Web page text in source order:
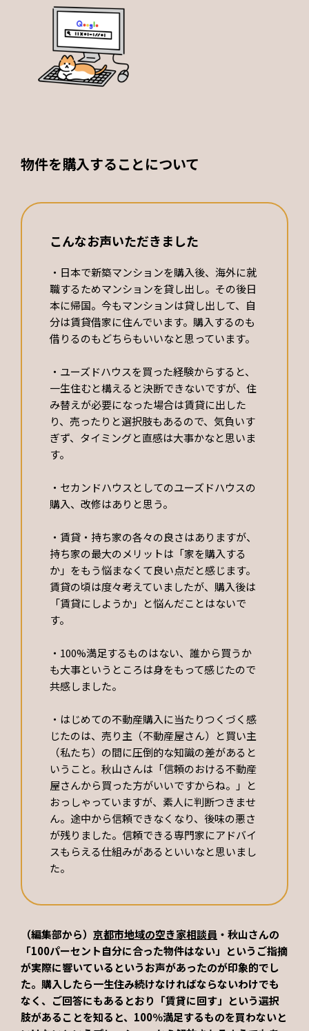
物件を購入することについて
こんなお声いただきました
・日本で新築マンションを購入後、海外に就
職するためマンションを貸し出し。その後日
本に帰国。今もマンションは貸し出して、自
分は賃貸借家に住んでいます。購入するのも
借りるのもどちらもいいなと思っています。
・ユーズドハウスを買った経験からすると、
一生住むと構えると決断できないですが、住
み替えが必要になった場合は賃貸に出した
り、売ったりと選択肢もあるので、気負いす
ぎず、タイミングと直感は大事かなと思いま
す。
・セカンドハウスとしてのユーズドハウスの
購入、改修はありと思う。
・賃貸・持ち家の各々の良さはありますが、
持ち家の最大のメリットは「家を購入する
か」をもう悩まなくて良い点だと感じます。
賃貸の頃は度々考えていましたが、購入後は
「賃貸にしようか」と悩んだことはないで
す。
・100%満足するものはない、誰から買うか
も大事というところは身をもって感じたので
共感しました。
・はじめての不動産購入に当たりつくづく感
じたのは、売り主（不動産屋さん）と買い主
（私たち）の間に圧倒的な知識の差があると
いうこと。秋山さんは「信頼のおける不動産
屋さんから買った方がいいですからね。」と
おっしゃっていますが、素人に判断つきませ
ん。途中から信頼できなくなり、後味の悪さ
が残りました。信頼できる専門家にアドバイ
スもらえる仕組みがあるといいなと思いまし
た。
（編集部から） 京都市地域の空き家相談員 ・秋山さんの
「100パーセント自分に合った物件はない」というご指摘
が実際に響いているというお声があったのが印象的でし
た。購入したら一生住み続けなければならないわけでも
なく、ご回答にもあるとおり「賃貸に回す」という選択
肢があることを知ると、100％満足するものを買わないと